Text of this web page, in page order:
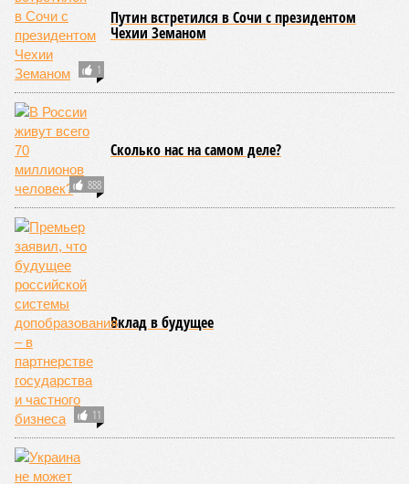
Aging, группа учёных из Сколковского института науки и
технологий во главе с доктором биологических наук
Екатериной Храмеевой
жизни человека. Вернее, каким бы этот срок мог быть, если
исключить из уравнения все признаки старения, в том
числе и соматические мутации.
Итак, пишет в своей разошедшейся на многомиллионную
аудиторию публикации New York Post (почему, кстати, New
York Post, а не отечественные издания?), получилось, что
средним показателем было бы 1759 лет, а максимальным –
29 921 год. Неплохо: одному-единственному человеку
можно было бы застать сразу несколько концов света,
ледниковых периодов и крушение десятка-другого
развитых цивилизаций. Но мы снова возвращаемся к
катастрофическим изменениям в ДНК, которые начисто
вычёркивают эти цифры из всех возможных вариантов
долголетия.«При устранении всех остальных причин
старения только соматические мутации сокращают
теоретическую среднюю продолжительность жизни с
1759 до 156 лет»
из ключевых авторов исследования, научный сотрудник
Центра био- и медицинских технологий Сколтеха и
научный сотрудник Института искусственного интеллекта
(AIRI).